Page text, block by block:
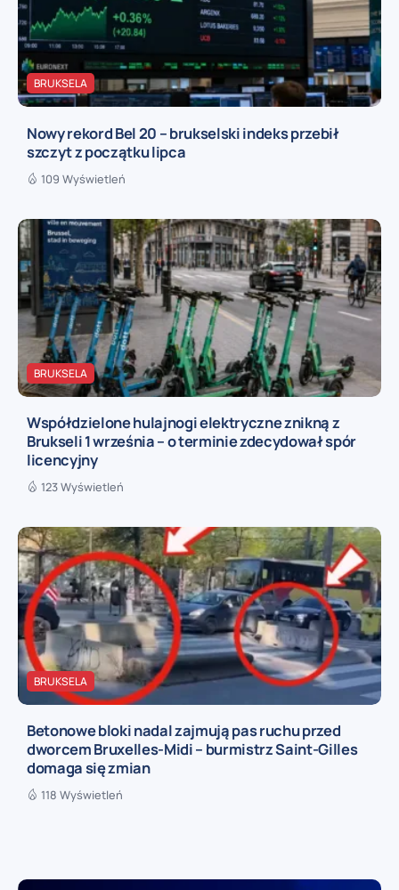
BRUKSELA
Nowy rekord Bel 20 – brukselski indeks przebił
szczyt z początku lipca
109 Wyświetleń
BRUKSELA
Współdzielone hulajnogi elektryczne znikną z
Brukseli 1 września – o terminie zdecydował spór
licencyjny
123 Wyświetleń
BRUKSELA
Betonowe bloki nadal zajmują pas ruchu przed
dworcem Bruxelles-Midi – burmistrz Saint-Gilles
domaga się zmian
118 Wyświetleń